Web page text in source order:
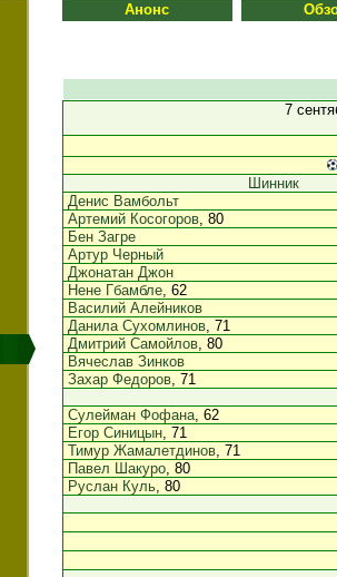
Анонс
7
Шинник
Денис Вамбольт
Артемий Косогоров, 80
Бен Загре
Артур Черный
Джонатан Джон
Нене Гбамбле, 62
Василий Алейников
Данила Сухомлинов, 71
Дмитрий Самойлов, 80
Вячеслав Зинков
Захар Федоров, 71
Сулейман Фофана, 62
Егор Синицын, 71
Тимур Жамалетдинов, 71
Павел Шакуро, 80
Руслан Куль, 80